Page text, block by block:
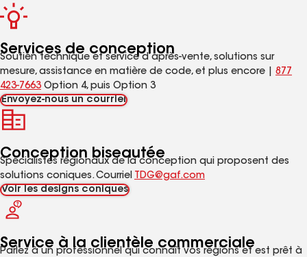
Services de conception
Soutien technique et service d’après-vente, solutions sur
mesure, assistance en matière de code, et plus encore | 877
423-7663 Option 4, puis Option 3
Envoyez-nous un courriel
Conception biseautée
Spécialistes régionaux de la conception qui proposent des
solutions coniques. Courriel TDG@gaf.com
Voir les designs coniques
Service à la clientèle commerciale
Parlez à un professionnel qui connaît vos régions et est prêt à